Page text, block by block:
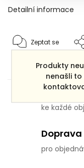
Produkty
nenašli
Detailní informace
Zeptat se
Dárek
ke každé
pro